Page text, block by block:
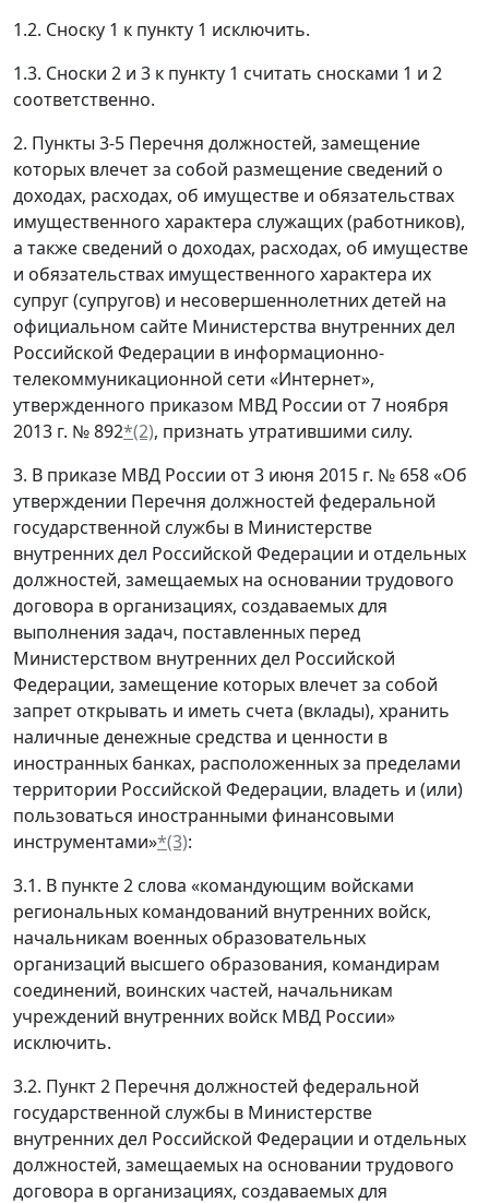
1.2. Сноску 1 к пункту 1 исключить.
1.3. Сноски 2 и 3 к пункту 1 считать сносками 1 и 2
соответственно.
2. Пункты 3-5 Перечня должностей, замещение
которых влечет за собой размещение сведений о
доходах, расходах, об имуществе и обязательствах
имущественного характера служащих (работников),
а также сведений о доходах, расходах, об имуществе
и обязательствах имущественного характера их
супруг (супругов) и несовершеннолетних детей на
официальном сайте Министерства внутренних дел
Российской Федерации в информационно-
телекоммуникационной сети «Интернет»,
утвержденного приказом МВД России от 7 ноября
2013 г. № 892*(2), признать утратившими силу.
3. В приказе МВД России от 3 июня 2015 г. № 658 «Об
утверждении Перечня должностей федеральной
государственной службы в Министерстве
внутренних дел Российской Федерации и отдельных
должностей, замещаемых на основании трудового
договора в организациях, создаваемых для
выполнения задач, поставленных перед
Министерством внутренних дел Российской
Федерации, замещение которых влечет за собой
запрет открывать и иметь счета (вклады), хранить
наличные денежные средства и ценности в
иностранных банках, расположенных за пределами
территории Российской Федерации, владеть и (или)
пользоваться иностранными финансовыми
инструментами»*(3):
3.1. В пункте 2 слова «командующим войсками
региональных командований внутренних войск,
начальникам военных образовательных
организаций высшего образования, командирам
соединений, воинских частей, начальникам
учреждений внутренних войск МВД России»
исключить.
3.2. Пункт 2 Перечня должностей федеральной
государственной службы в Министерстве
внутренних дел Российской Федерации и отдельных
должностей, замещаемых на основании трудового
договора в организациях, создаваемых для